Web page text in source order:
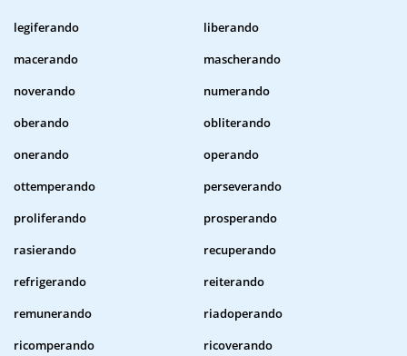
legiferando
liberando
macerando
mascherando
noverando
numerando
oberando
obliterando
onerando
operando
ottemperando
perseverando
proliferando
prosperando
rasierando
recuperando
refrigerando
reiterando
remunerando
riadoperando
ricomperando
ricoverando